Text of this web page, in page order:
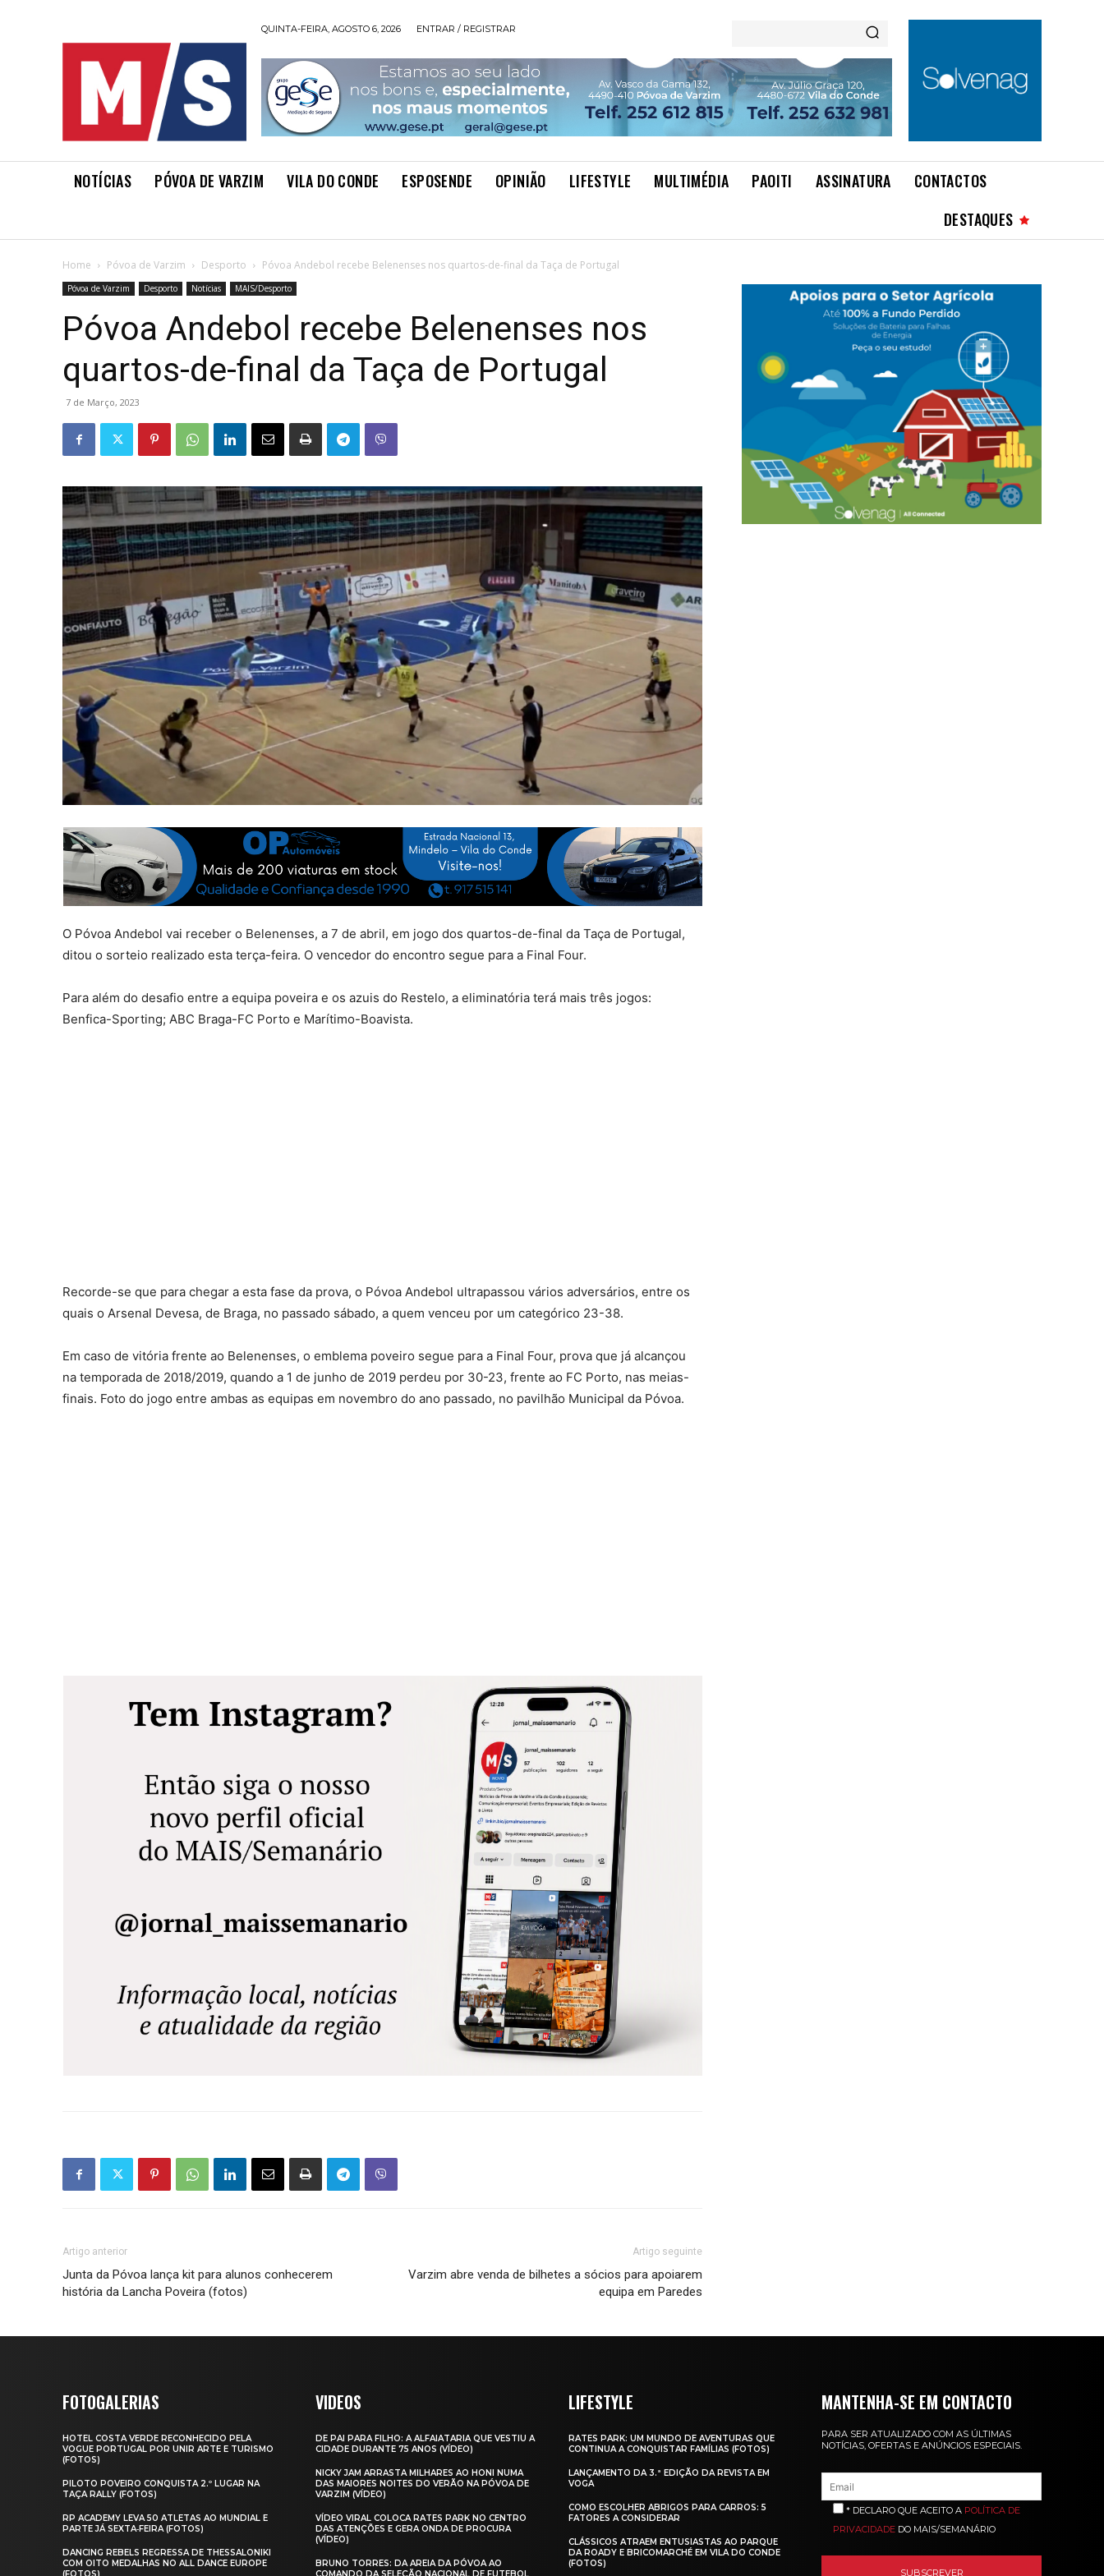
QUINTA-FEIRA, AGOSTO 6, 2026 ENTRAR / REGISTRAR
NOTÍCIAS PÓVOA DE VARZIM VILA DO CONDE ESPOSENDE OPINIÃO LIFESTYLE MULTIMÉDIA PAOITI ASSINATURA
CONTACTOS
DESTAQUES
Home Póvoa de Varzim Desporto Póvoa Andebol recebe Belenenses nos quartos-de-final da Taça de Portugal
Póvoa de Varzim Desporto Notícias MAIS/Desporto
Póvoa Andebol recebe Belenenses nos
quartos-de-final da Taça de Portugal
7 de Março, 2023
O Póvoa Andebol vai receber o Belenenses, a 7 de abril, em jogo dos quartos-de-final da Taça de Portugal,
ditou o sorteio realizado esta terça-feira. O vencedor do encontro segue para a Final Four.
Para além do desafio entre a equipa poveira e os azuis do Restelo, a eliminatória terá mais três jogos:
Benfica-Sporting; ABC Braga-FC Porto e Marítimo-Boavista.
Recorde-se que para chegar a esta fase da prova, o Póvoa Andebol ultrapassou vários adversários, entre os
quais o Arsenal Devesa, de Braga, no passado sábado, a quem venceu por um categórico 23-38.
Em caso de vitória frente ao Belenenses, o emblema poveiro segue para a Final Four, prova que já alcançou
na temporada de 2018/2019, quando a 1 de junho de 2019 perdeu por 30-23, frente ao FC Porto, nas meias-
finais. Foto do jogo entre ambas as equipas em novembro do ano passado, no pavilhão Municipal da Póvoa.
Artigo anterior
Junta da Póvoa lança kit para alunos conhecerem
história da Lancha Poveira (fotos)
Artigo seguinte
Varzim abre venda de bilhetes a sócios para apoiarem
equipa em Paredes
FOTOGALERIAS
HOTEL COSTA VERDE RECONHECIDO PELA
VOGUE PORTUGAL POR UNIR ARTE E TURISMO
(FOTOS)
PILOTO POVEIRO CONQUISTA 2.º LUGAR NA
TAÇA RALLY (FOTOS)
RP ACADEMY LEVA 50 ATLETAS AO MUNDIAL E
PARTE JÁ SEXTA‑FEIRA (FOTOS)
DANCING REBELS REGRESSA DE THESSALONIKI
COM OITO MEDALHAS NO ALL DANCE EUROPE
VIDEOS
DE PAI PARA FILHO: A ALFAIATARIA QUE VESTIU A
CIDADE DURANTE 75 ANOS (VÍDEO)
NICKY JAM ARRASTA MILHARES AO HONI NUMA
DAS MAIORES NOITES DO VERÃO NA PÓVOA DE
VARZIM (VÍDEO)
VÍDEO VIRAL COLOCA RATES PARK NO CENTRO
DAS ATENÇÕES E GERA ONDA DE PROCURA
(VÍDEO)
BRUNO TORRES: DA AREIA DA PÓVOA AO
LIFESTYLE
RATES PARK: UM MUNDO DE AVENTURAS QUE
CONTINUA A CONQUISTAR FAMÍLIAS (FOTOS)
LANÇAMENTO DA 3.ª EDIÇÃO DA REVISTA EM
VOGA
COMO ESCOLHER ABRIGOS PARA CARROS: 5
FATORES A CONSIDERAR
CLÁSSICOS ATRAEM ENTUSIASTAS AO PARQUE
DA ROADY E BRICOMARCHÉ EM VILA DO CONDE
(FOTOS)
MANTENHA-SE EM CONTACTO
PARA SER ATUALIZADO COM AS ÚLTIMAS
NOTÍCIAS, OFERTAS E ANÚNCIOS ESPECIAIS.
* DECLARO QUE ACEITO A POLÍTICA DE
PRIVACIDADE DO MAIS/SEMANÁRIO